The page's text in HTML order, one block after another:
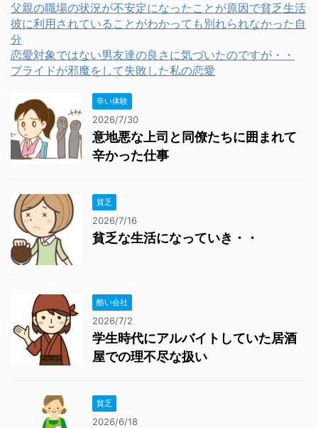
父親の職場の状況が不安定になったことが原因で貧乏生活
彼に利用されていることがわかっても別れられなかった自
分
恋愛対象ではない男友達の良さに気づいたのですが・・
プライドが邪魔をして失敗した私の恋愛
辛い体験
2026/7/30
意地悪な上司と同僚たちに囲まれて
辛かった仕事
貧乏
2026/7/16
貧乏な生活になっていき・・
酷い会社
2026/7/2
学生時代にアルバイトしていた居酒
屋での理不尽な扱い
貧乏
2026/6/18